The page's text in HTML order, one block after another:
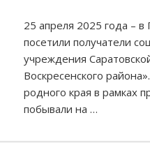
25 апреля 2025 года –
посетили получатели
учреждения
Воскресенского
родного края в рамках
побывали на …